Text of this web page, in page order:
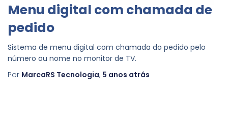
Menu digital com chamada de
pedido
Sistema de menu digital com chamada do pedido pelo
número ou nome no monitor de TV.
Por MarcaRS Tecnologia, 5 anos atrás